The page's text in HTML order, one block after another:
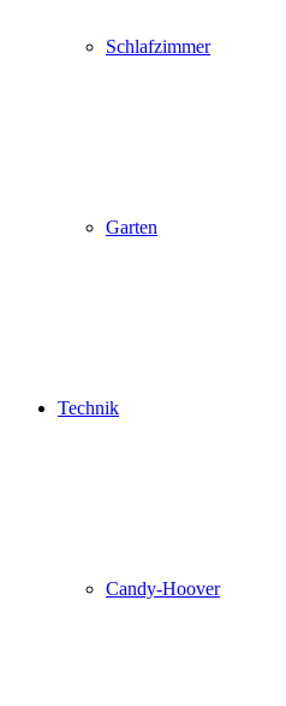
Schlafzimmer
Garten
Technik
Candy-Hoover